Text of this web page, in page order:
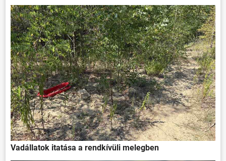
Vadállatok itatása a rendkívüli melegben